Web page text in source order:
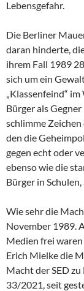
Lebensgefahr.
Die Berliner
daran hinderte,
ihrem Fall 1989
sich um ein
„Klassenfeind“
Bürger als
schlimme
den die
gegen echt oder
ebenso wie die
Bürger in
Wie sehr die
November 1989.
Medien frei
Erich Mielke die
Macht der SED
33/2021, seit